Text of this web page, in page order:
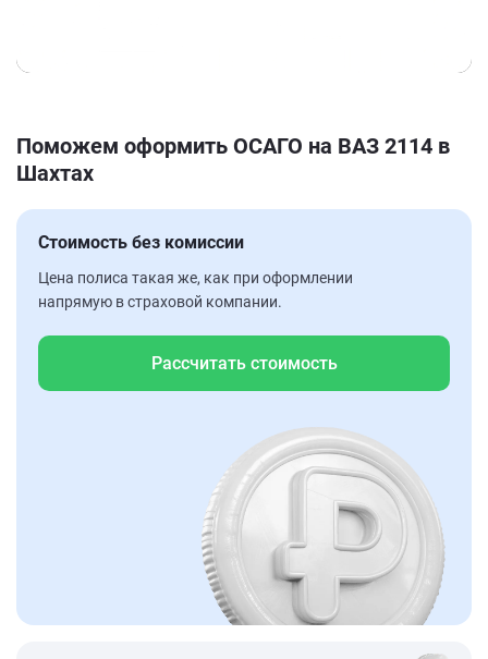
Поможем оформить ОСАГО на ВАЗ 2114 в
Шахтах
Стоимость без комиссии
Цена полиса такая же, как при оформлении
напрямую в страховой компании.
Рассчитать стоимость